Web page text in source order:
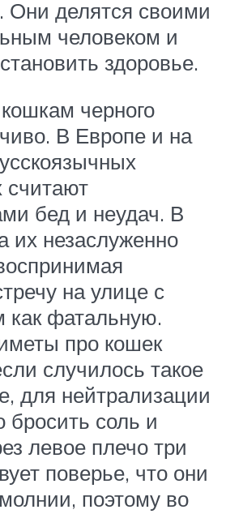
Они делятся своими
человеком и
здоровье.
черного
В Европе и на
считают
бед и неудач. В
их незаслуженно
на улице с
как фатальную.
про кошек
случилось такое
для нейтрализации
бросить соль и
левое плечо три
поверье, что они
поэтому во